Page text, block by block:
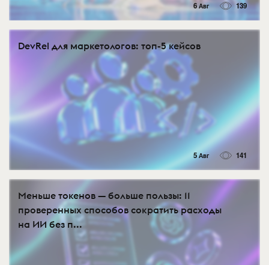
6 Авг 139
DevRel для маркетологов: топ-5 кейсов
5 Авг 141
Меньше токенов — больше пользы: 11
проверенных способов сократить расходы
на ИИ без п...